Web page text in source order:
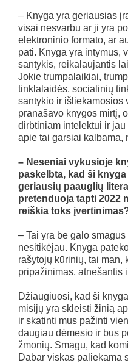
– Knyga yra geriausias
visai nesvarbu ar ji yra
elektroninio formato, ar
pati. Knyga yra intymus,
santykis, reikalaujantis
Jokie trumpalaikiai,
tinklalaidės, socialinių
santykio ir išliekamosios
pranašavo knygos mirtį,
dirbtiniam intelektui ir
apie tai garsiai kalbama,
– Neseniai vykusioje
paskelbta, kad ši
geriausių paauglių
pretenduoja tapti 2022
reiškia toks
– Tai yra be galo
nesitikėjau. Knyga
rašytojų kūrinių, tai man,
pripažinimas, atnešantis
Džiaugiuosi, kad ši
misijų yra skleisti žinią
ir skatinti mus pažinti
daugiau dėmesio ir bus
žmonių. Smagu, kad
Dabar viskas paliekama